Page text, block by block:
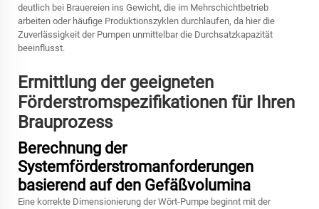
deutlich bei Brauereien ins Gewicht, die im Mehrschichtbetrieb
arbeiten oder häufige Produktionszyklen durchlaufen, da hier die
Zuverlässigkeit der Pumpen unmittelbar die Durchsatzkapazität
beeinflusst.
Ermittlung der geeigneten
Förderstromspezifikationen für Ihren
Brauprozess
Berechnung der
Systemförderstromanforderungen
basierend auf den Gefäßvolumina
Eine korrekte Dimensionierung der Wört-Pumpe beginnt mit der